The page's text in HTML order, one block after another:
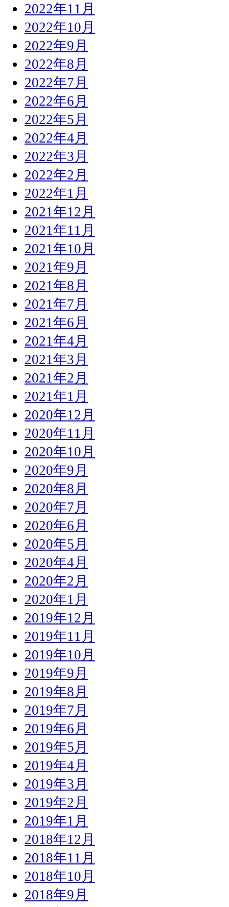
2022年11月
2022年10月
2022年9月
2022年8月
2022年7月
2022年6月
2022年5月
2022年4月
2022年3月
2022年2月
2022年1月
2021年12月
2021年11月
2021年10月
2021年9月
2021年8月
2021年7月
2021年6月
2021年4月
2021年3月
2021年2月
2021年1月
2020年12月
2020年11月
2020年10月
2020年9月
2020年8月
2020年7月
2020年6月
2020年5月
2020年4月
2020年2月
2020年1月
2019年12月
2019年11月
2019年10月
2019年9月
2019年8月
2019年7月
2019年6月
2019年5月
2019年4月
2019年3月
2019年2月
2019年1月
2018年12月
2018年11月
2018年10月
2018年9月